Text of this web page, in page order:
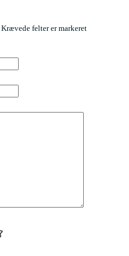
Krævede felter er markeret